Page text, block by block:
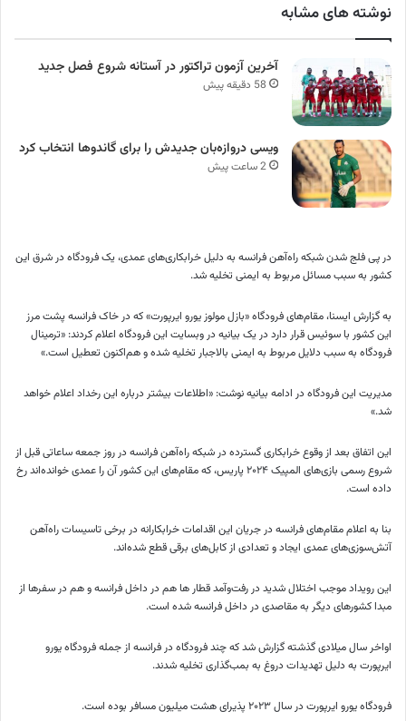
نوشته های مشابه
آخرین آزمون تراکتور در آستانه شروع فصل جدید
58 دقیقه پیش
ویسی دروازه‌بان جدیدش را برای گاندوها انتخاب کرد
2 ساعت پیش
در پی فلج شدن شبکه راه‌آهن فرانسه به دلیل خرابکاری‌های عمدی، یک فرودگاه در شرق این
کشور به سبب مسائل مربوط به ایمنی تخلیه شد.
به گزارش ایسنا، مقام‌های فرودگاه «بازل مولوز یورو ایرپورت» که در خاک فرانسه پشت مرز
این کشور با سوئیس قرار دارد در یک بیانیه در وبسایت این فرودگاه اعلام کردند: «ترمینال
فرودگاه به سبب دلایل مربوط به ایمنی بالاجبار تخلیه شده و هم‌اکنون تعطیل است.»
مدیریت این فرودگاه در ادامه بیانیه نوشت: «اطلاعات بیشتر درباره این رخداد اعلام خواهد
شد.»
این اتفاق بعد از وقوع خرابکاری گسترده در شبکه راه‌آهن فرانسه در روز جمعه ساعاتی قبل از
شروع رسمی بازی‌های المپیک ۲۰۲۴ پاریس، که مقام‌های این کشور آن را عمدی خوانده‌اند رخ
داده است.
بنا به اعلام مقام‌های فرانسه در جریان این اقدامات خرابکارانه در برخی تاسیسات راه‌آهن
آتش‌سوزی‌های عمدی ایجاد و تعدادی از کابل‌های برقی قطع شده‌اند.
این رویداد موجب اختلال شدید در رفت‌وآمد قطار ها هم در داخل فرانسه و هم در سفرها از
مبدا کشورهای دیگر به مقاصدی در داخل فرانسه شده است.
اواخر سال میلادی گذشته گزارش شد که چند فرودگاه در فرانسه از جمله فرودگاه یورو
ایرپورت به دلیل تهدیدات دروغ به بمب‌گذاری تخلیه شدند.
فرودگاه یورو ایرپورت در سال ۲۰۲۳ پذیرای هشت میلیون مسافر بوده است.